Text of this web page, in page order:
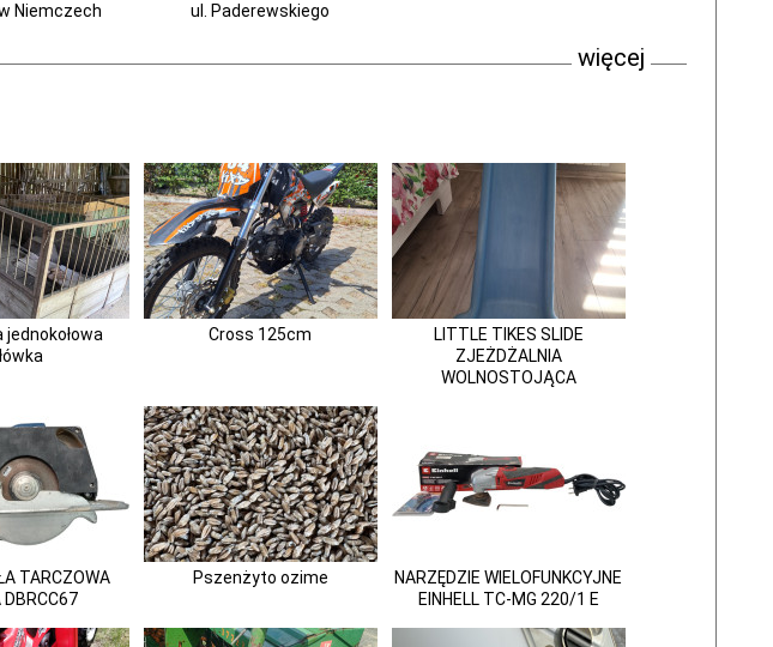
Niemczech
ul. Paderewskiego
więcej
jednokołowa
Cross 125cm
LITTLE TIKES SLIDE
ZJEŻDŻALNIA
WOLNOSTOJĄCA
TARCZOWA
DBRCC67
Pszenżyto ozime
NARZĘDZIE WIELOFUNKCYJNE
EINHELL TC-MG 220/1 E